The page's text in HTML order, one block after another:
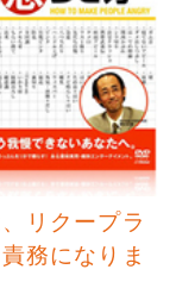
リクープラ
務になりま